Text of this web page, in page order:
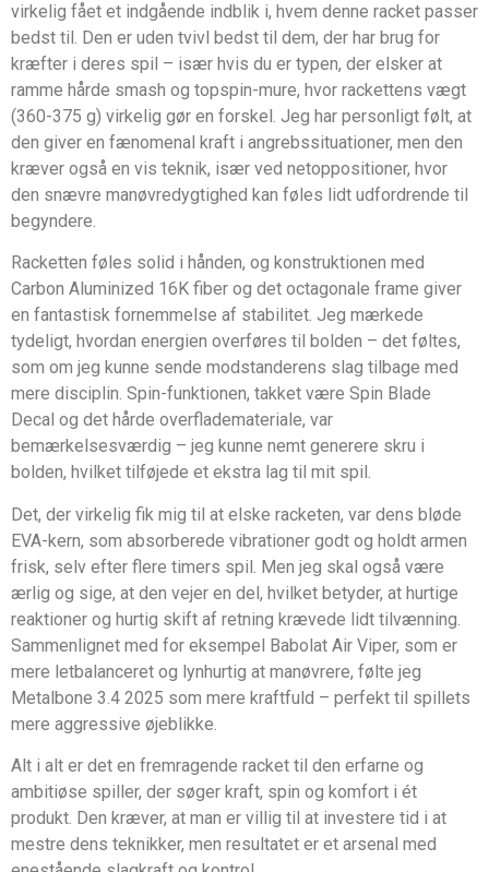
virkelig fået et indgående indblik i, hvem denne racket passer
bedst til. Den er uden tvivl bedst til dem, der har brug for
kræfter i deres spil – især hvis du er typen, der elsker at
ramme hårde smash og topspin-mure, hvor rackettens vægt
(360-375 g) virkelig gør en forskel. Jeg har personligt følt, at
den giver en fænomenal kraft i angrebssituationer, men den
kræver også en vis teknik, især ved netoppositioner, hvor
den snævre manøvredygtighed kan føles lidt udfordrende til
begyndere.
Racketten føles solid i hånden, og konstruktionen med
Carbon Aluminized 16K fiber og det octagonale frame giver
en fantastisk fornemmelse af stabilitet. Jeg mærkede
tydeligt, hvordan energien overføres til bolden – det føltes,
som om jeg kunne sende modstanderens slag tilbage med
mere disciplin. Spin-funktionen, takket være Spin Blade
Decal og det hårde overflademateriale, var
bemærkelsesværdig – jeg kunne nemt generere skru i
bolden, hvilket tilføjede et ekstra lag til mit spil.
Det, der virkelig fik mig til at elske racketen, var dens bløde
EVA-kern, som absorberede vibrationer godt og holdt armen
frisk, selv efter flere timers spil. Men jeg skal også være
ærlig og sige, at den vejer en del, hvilket betyder, at hurtige
reaktioner og hurtig skift af retning krævede lidt tilvænning.
Sammenlignet med for eksempel Babolat Air Viper, som er
mere letbalanceret og lynhurtig at manøvrere, følte jeg
Metalbone 3.4 2025 som mere kraftfuld – perfekt til spillets
mere aggressive øjeblikke.
Alt i alt er det en fremragende racket til den erfarne og
ambitiøse spiller, der søger kraft, spin og komfort i ét
produkt. Den kræver, at man er villig til at investere tid i at
mestre dens teknikker, men resultatet er et arsenal med